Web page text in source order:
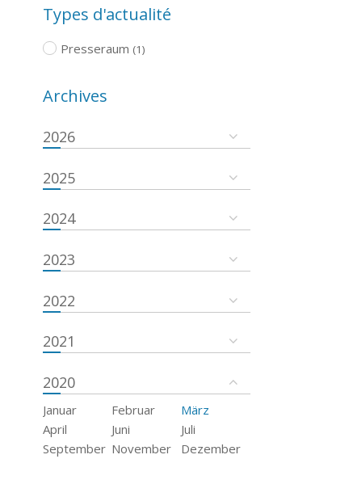
Types d'actualité
Presseraum (1)
Archives
2026
2025
2024
2023
2022
2021
2020
Januar Februar
März
April
Juni
Juli
September November Dezember